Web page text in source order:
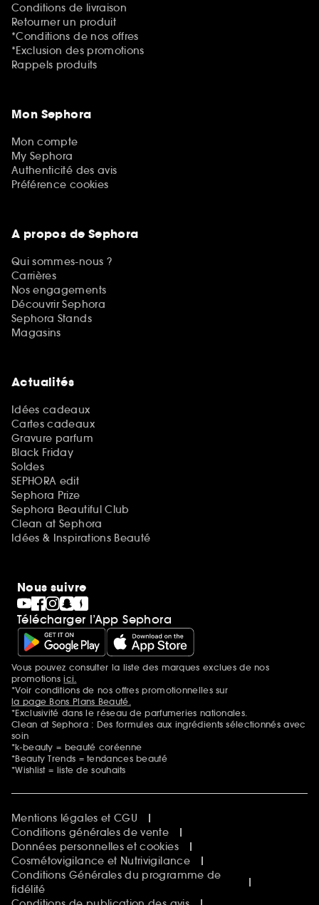
Conditions de livraison
Retourner un produit
*Conditions de nos offres
*Exclusion des promotions
Rappels produits
Mon Sephora
Mon compte
My Sephora
Authenticité des avis
Préférence cookies
A propos de Sephora
Qui sommes-nous ?
Carrières
Nos engagements
Découvrir Sephora
Sephora Stands
Magasins
Actualités
Idées cadeaux
Cartes cadeaux
Gravure parfum
Black Friday
Soldes
SEPHORA edit
Sephora Prize
Sephora Beautiful Club
Clean at Sephora
Idées & Inspirations Beauté
Nous suivre
Télécharger l’App Sephora
Mentions additionnelles
Vous pouvez consulter la liste des marques exclues de nos
promotionsici.
*Voir conditions de nos offres promotionnelles sur
la page Bons Plans Beauté.
*Exclusivité dans le réseau de parfumeries nationales.
Clean at Sephora : Des formules aux ingrédients sélectionnés avec
soin
*k-beauty = beauté coréenne
*Beauty Trends = tendances beauté
*Wishlist = liste de souhaits
Mentions légales et CGU
Conditions générales de vente
Données personnelles et cookies
Cosmétovigilance et Nutrivigilance
Conditions Générales du programme de
fidélité